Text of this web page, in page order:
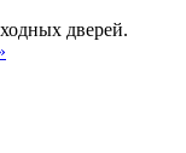
дверей.